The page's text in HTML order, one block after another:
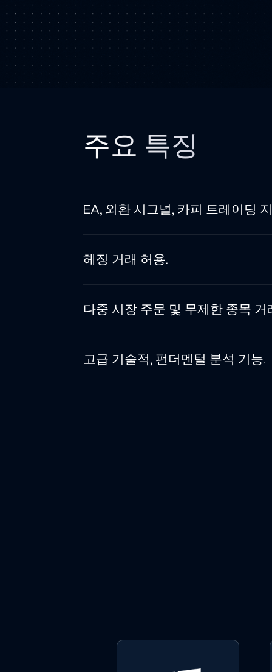
주요 특징
EA, 외환 시그널, 카피 트레이딩
헤징 거래 허용.
다중 시장 주문 및 무제한 종목 거
고급 기술적, 펀더멘털 분석 기능.